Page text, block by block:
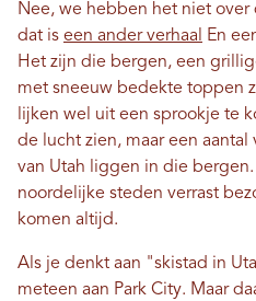
Nee, we hebben het niet over
dat is een ander verhaal
En
Het zijn die bergen, een
met sneeuw bedekte toppen
lijken wel uit een sprookje te
de lucht zien, maar een
van Utah liggen in die
noordelijke steden verrast
komen altijd.
Als je denkt aan "skistad in
meteen aan Park City. Maar